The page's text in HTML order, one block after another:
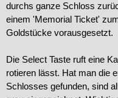
durchs ganze Schloss
einem 'Memorial Ticket'
Goldstücke vorausgesetzt.
Die Select Taste ruft eine
rotieren lässt. Hat man die
Schlosses gefunden, sind